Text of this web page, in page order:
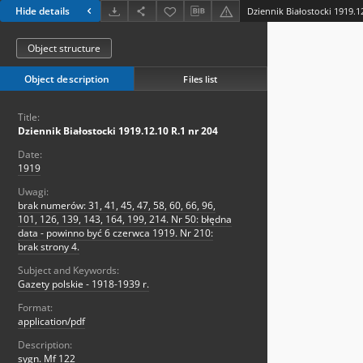
Hide details Dziennik Białostocki
Object structure
Object description Files list
Title:
Dziennik Białostocki 1919.12.10 R.1 nr 204
Date:
1919
Uwagi:
brak numerów: 31, 41, 45, 47, 58, 60, 66, 96,
101, 126, 139, 143, 164, 199, 214. Nr 50: błędna
data - powinno być 6 czerwca 1919. Nr 210:
brak strony 4.
Subject and Keywords:
Gazety polskie - 1918-1939 r.
Format:
application/pdf
Description:
sygn. Mf 122